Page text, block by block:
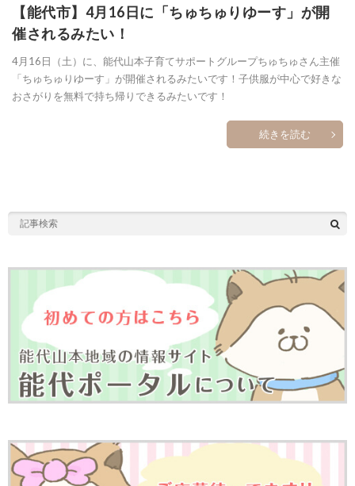
【能代市】4月16日に「ちゅちゅりゆーす」が開
催されるみたい！
4月16日（土）に、能代山本子育てサポートグループちゅちゅさん主催
「ちゅちゅりゆーす」が開催されるみたいです！子供服が中心で好きな
おさがりを無料で持ち帰りできるみたいです！
続きを読む